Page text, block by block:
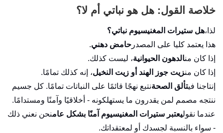
خلاصة القول: هل هو نباتي أم لا؟
لذا،هل ستيرات المغنيسيوم نباتي؟
هذا يعتمد كليا على المصدر حامض دهني.
إذا كان منالدهون الحيوانية، ليست كذلك.
إذا كان منزيت جوز الهند أو زيت النخيل، إنه كذلك تمامًا.
إنتاجنا فيتألق الصحةنتبع نهجًا قائمًا على النباتات تمامًا. كل جسيم
ننتجه مصمم لمن يقدرون ما يستهلكونه - أخلاقيًا وآمنًا ومستدامًا.
عندما نقوليعتبر ستيرات المغنيسيوم آمنًا بشكل عامنحن نعني ذلك
- سواء بالنسبة لجسدك أو لمعتقداتك.